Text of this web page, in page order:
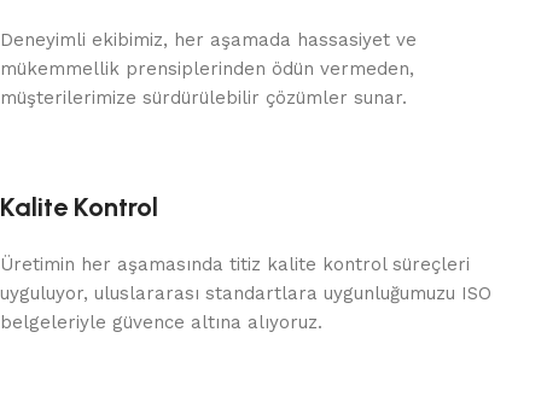
Deneyimli ekibimiz, her aşamada hassasiyet ve
mükemmellik prensiplerinden ödün vermeden,
müşterilerimize sürdürülebilir çözümler sunar.
Kalite Kontrol
Üretimin her aşamasında titiz kalite kontrol süreçleri
uyguluyor, uluslararası standartlara uygunluğumuzu ISO
belgeleriyle güvence altına alıyoruz.